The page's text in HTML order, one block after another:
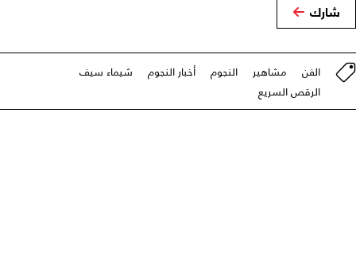
شارك
الفن مشاهير النجوم أخبار النجوم
شيماء سيف
الرقص السريع